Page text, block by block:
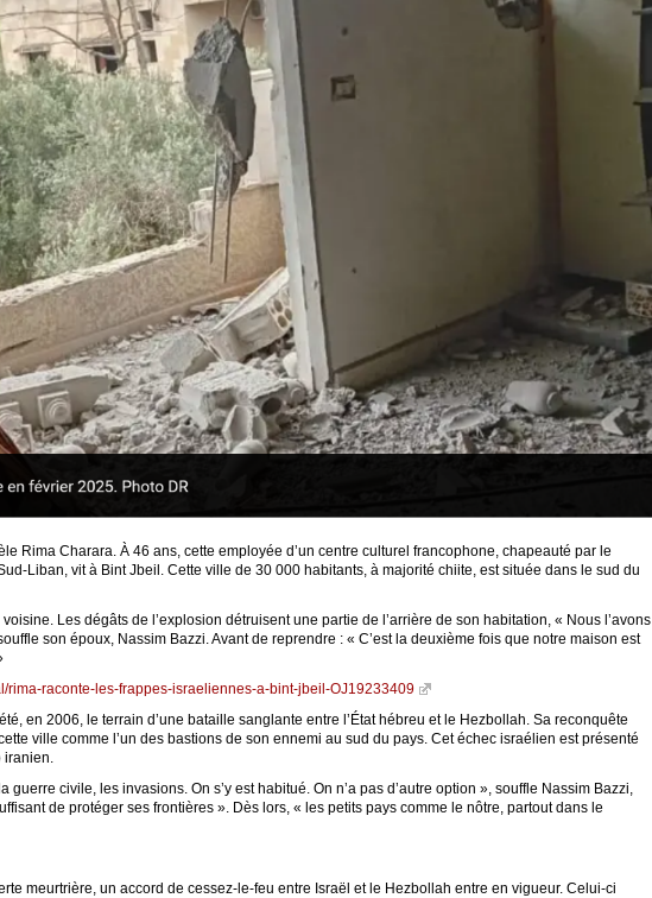
Rima Charara. À 46 ans, cette employée d’un centre culturel francophone, chapeauté par le
Liban, vit à Bint Jbeil. Cette ville de 30 000 habitants, à majorité chiite, est située dans le sud du
Les dégâts de l’explosion détruisent une partie de l’arrière de son habitation, « Nous l’avons
son époux, Nassim Bazzi. Avant de reprendre : « C’est la deuxième fois que notre maison est
rima-raconte-les-frappes-israeliennes-a-bint-jbeil-OJ19233409
en 2006, le terrain d’une bataille sanglante entre l’État hébreu et le Hezbollah. Sa reconquête
ville comme l’un des bastions de son ennemi au sud du pays. Cet échec israélien est présenté
iranien.
civile, les invasions. On s’y est habitué. On n’a pas d’autre option », souffle Nassim Bazzi,
de protéger ses frontières ». Dès lors, « les petits pays comme le nôtre, partout dans le
meurtrière, un accord de cessez-le-feu entre Israël et le Hezbollah entre en vigueur. Celui-ci